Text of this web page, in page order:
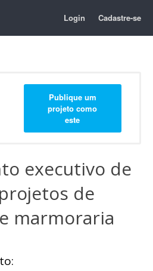
Login Cadastre-se
Publique um
projeto como
este
executivo de
de
marmoraria